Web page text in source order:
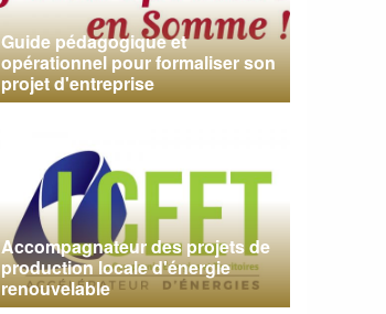
Guide pédagogique et
opérationnel pour formaliser son
projet d'entreprise
Accompagnateur des projets de
production locale d'énergie
renouvelable